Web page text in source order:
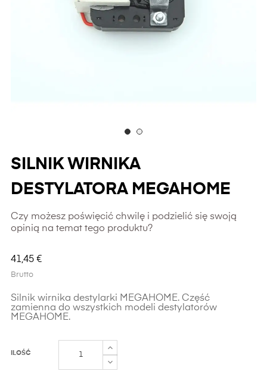
SILNIK WIRNIKA
DESTYLATORA MEGAHOME
Czy możesz poświęcić chwilę i podzielić się swoją
opinią na temat tego produktu?
41,45 €
Brutto
Silnik wirnika destylarki MEGAHOME. Część
zamienna do wszystkich modeli destylatorów
MEGAHOME.
ILOŚĆ